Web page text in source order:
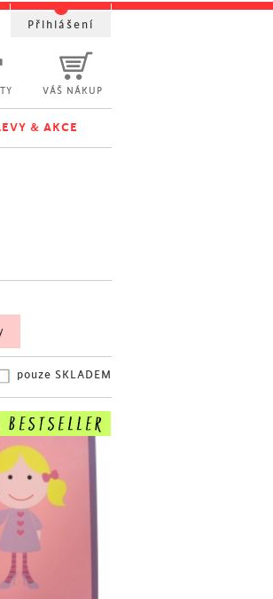
pouze SKLADEM
VÁŠ NÁKUP
& AKCE
Přihlášení